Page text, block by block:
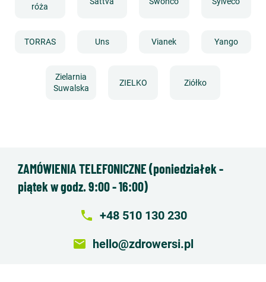
róża
TORRAS Uns Vianek Yango
Zielarnia
Suwalska
ZIELKO Ziółko
ZAMÓWIENIA TELEFONICZNE (poniedziałek -
piątek w godz. 9:00 - 16:00)
local_phone +48 510 130 230
email hello@zdrowersi.pl